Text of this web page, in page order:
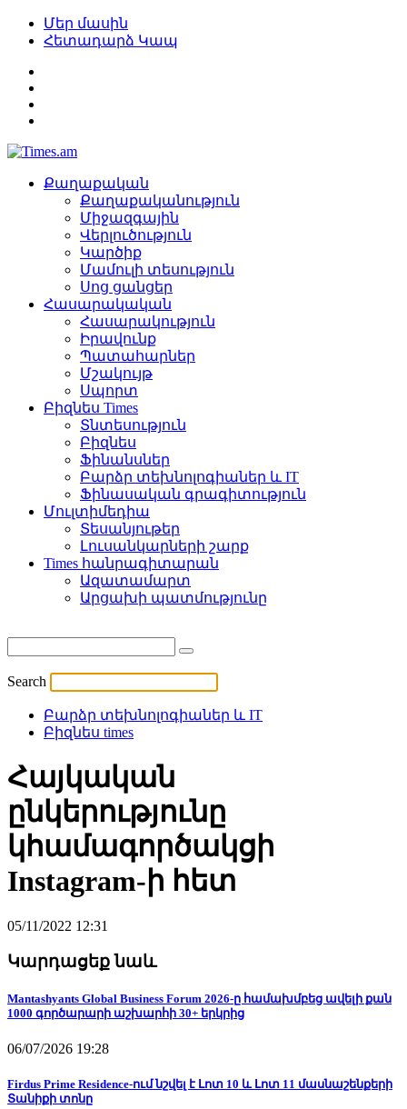
Մեր մասին
Հետադարձ Կապ
Քաղաքական
Քաղաքականություն
Միջազգային
Վերլուծություն
Կարծիք
Մամուլի տեսություն
Սոց ցանցեր
Հասարակական
Հասարակություն
Իրավունք
Պատահարներ
Մշակույթ
Սպորտ
Բիզնես Times
Տնտեսություն
Բիզնես
Ֆինանսներ
Բարձր տեխնոլոգիաներ և IT
Ֆինասական գրագիտություն
Մուլտիմեդիա
Տեսանյութեր
Լուսանկարների շարք
Times հանրագիտարան
Ազատամարտ
Արցախի պատմությունը
Search
Բարձր տեխնոլոգիաներ և IT
Բիզնես times
Հայկական
ընկերությունը
կհամագործակցի
Instagram-ի հետ
05/11/2022 12:31
Կարդացեք նաև
Mantashyants Global Business Forum 2026-ը համախմբեց ավելի քան
1000 գործարարի աշխարհի 30+ երկրից
06/07/2026 19:28
Firdus Prime Residence-ում նշվել է Լոտ 10 և Լոտ 11 մասնաշենքերի
Տանիքի տոնը